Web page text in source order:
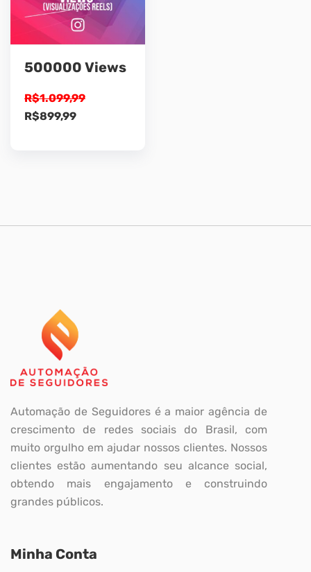
500000 Views
R$1.099,99
O
R$899,99O
Automação de Seguidores é a maior agência de
crescimento de redes sociais do Brasil, com
muito orgulho em ajudar nossos clientes. Nossos
clientes estão aumentando seu alcance social,
obtendo mais engajamento e construindo
grandes públicos.
Minha Conta